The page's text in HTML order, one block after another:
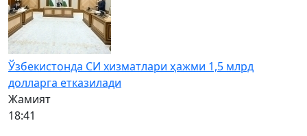
Ўзбекистонда СИ хизматлари ҳажми 1,5 млрд
долларга етказилади
Жамият
18:41